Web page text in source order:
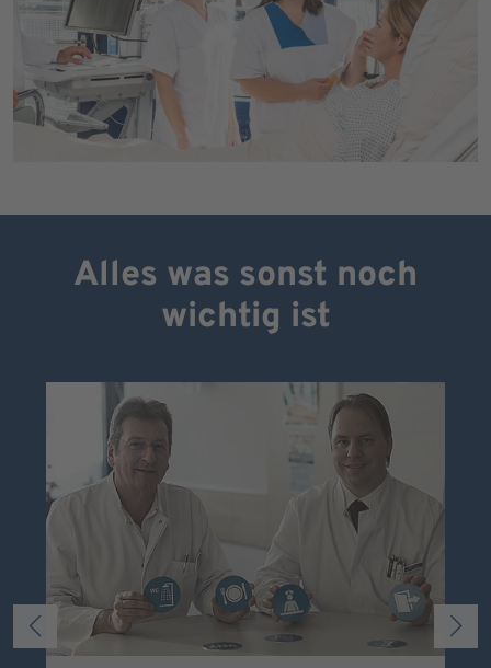
Alles was sonst noch
wichtig ist